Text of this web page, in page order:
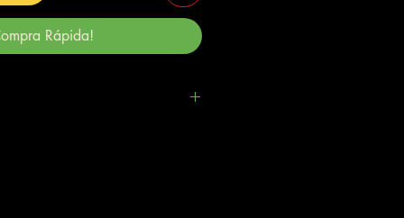
Rápida!